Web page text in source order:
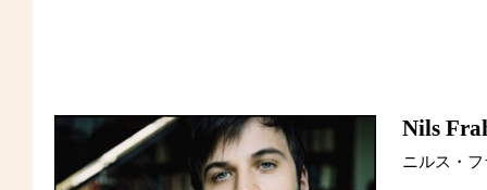
Nils
ニルス・